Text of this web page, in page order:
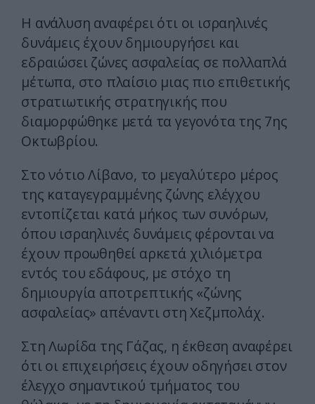
Η ανάλυση αναφέρει ότι οι ισραηλινές
δυνάμεις έχουν δημιουργήσει και
εδραιώσει ζώνες ασφαλείας σε πολλαπλά
μέτωπα, στο πλαίσιο μιας πιο επιθετικής
στρατιωτικής στρατηγικής που
διαμορφώθηκε μετά τα γεγονότα της 7ης
Οκτωβρίου.
Στο νότιο Λίβανο, το μεγαλύτερο μέρος
της καταγεγραμμένης ζώνης ελέγχου
εντοπίζεται κατά μήκος των συνόρων,
όπου ισραηλινές δυνάμεις φέρονται να
έχουν προωθηθεί αρκετά χιλιόμετρα
εντός του εδάφους, με στόχο τη
δημιουργία αποτρεπτικής «ζώνης
ασφαλείας» απέναντι στη Χεζμπολάχ.
Στη Λωρίδα της Γάζας, η έκθεση αναφέρει
ότι οι επιχειρήσεις έχουν οδηγήσει στον
έλεγχο σημαντικού τμήματος του